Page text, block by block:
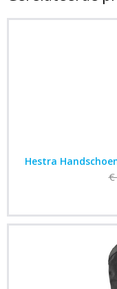
Hestra
€